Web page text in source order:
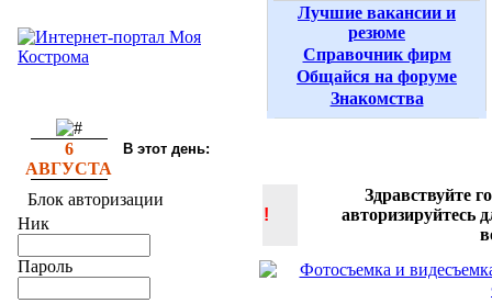
Лучшие вакансии и
резюме
Справочник фирм
Общайся на форуме
Знакомства
6
АВГУСТА
В этот день:
Блок авторизации
Ник
Пароль
!
Здравствуйте
авторизируйтесь